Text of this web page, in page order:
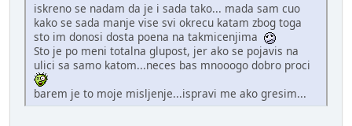
iskreno se nadam da je i sada tako... mada sam cuo
kako se sada manje vise svi okrecu katam zbog toga
sto im donosi dosta poena na takmicenjima
Sto je po meni totalna glupost, jer ako se pojavis na
ulici sa samo katom...neces bas mnooogo dobro proci
barem je to moje misljenje...ispravi me ako gresim...